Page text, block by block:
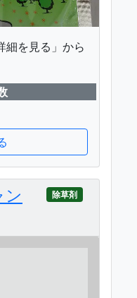
細を見る」から
除草剤